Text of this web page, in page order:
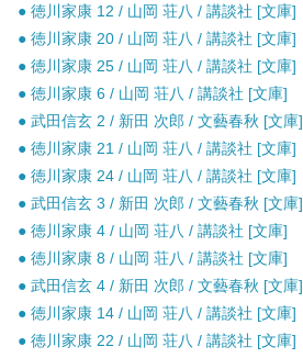
● 徳川家康 12 / 山岡 荘八 / 講談社 [文庫]
● 徳川家康 20 / 山岡 荘八 / 講談社 [文庫]
● 徳川家康 25 / 山岡 荘八 / 講談社 [文庫]
● 徳川家康 6 / 山岡 荘八 / 講談社 [文庫]
● 武田信玄 2 / 新田 次郎 / 文藝春秋 [文庫]
● 徳川家康 21 / 山岡 荘八 / 講談社 [文庫]
● 徳川家康 24 / 山岡 荘八 / 講談社 [文庫]
● 武田信玄 3 / 新田 次郎 / 文藝春秋 [文庫]
● 徳川家康 4 / 山岡 荘八 / 講談社 [文庫]
● 徳川家康 8 / 山岡 荘八 / 講談社 [文庫]
● 武田信玄 4 / 新田 次郎 / 文藝春秋 [文庫]
● 徳川家康 14 / 山岡 荘八 / 講談社 [文庫]
● 徳川家康 22 / 山岡 荘八 / 講談社 [文庫]